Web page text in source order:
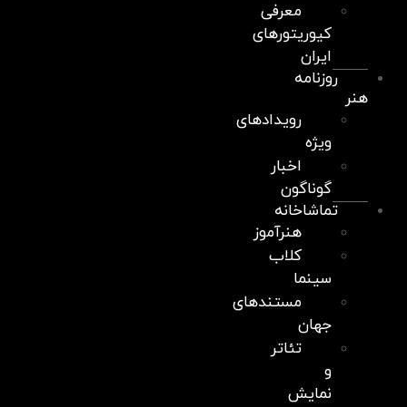
معرفی
کیوریتورهای
ایران
روزنامه
هنر
رویدادهای
ویژه
اخبار
گوناگون
تماشاخانه
هنرآموز
کلاب
سینما
مستندهای
جهان
تئاتر
و
نمایش